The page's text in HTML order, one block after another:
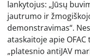
lankytojus: „Jūsų
jautrumo ir
demonstravimas“.
ataskaitoje apie
„platesnio antiJAV